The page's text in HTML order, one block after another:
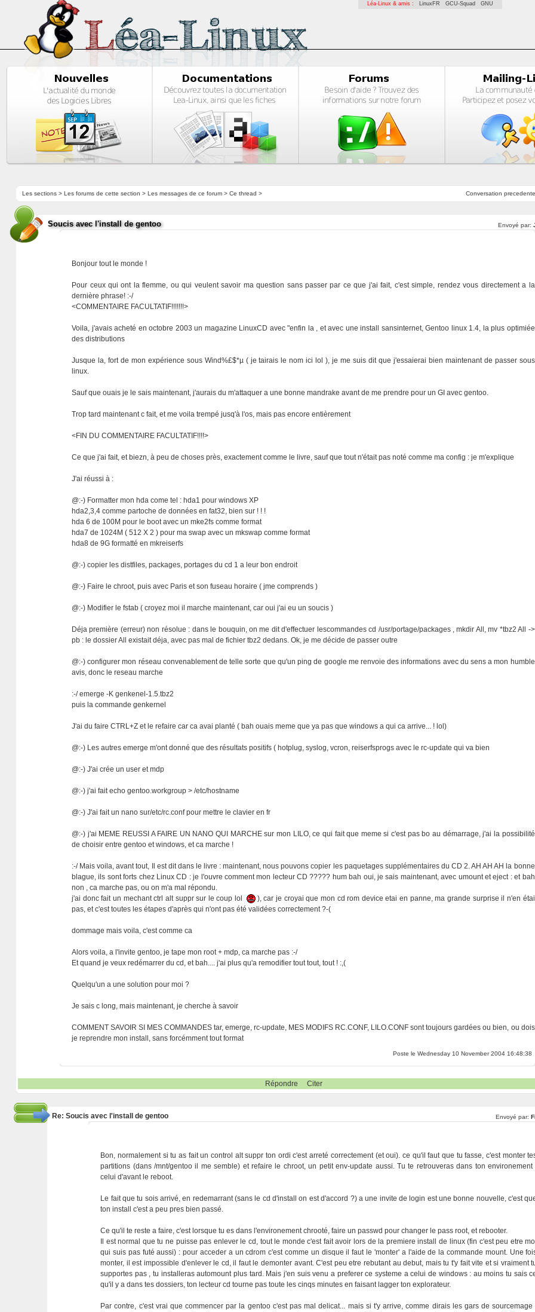
Léa-Linux & amis : LinuxFR GCU-Squad GNU
Conversation precedente
Les sections> Les forums de cette section > Les messages de ce forum> Ce thread >
Soucis avec l'install de gentoo Envoyé par:
Bonjour tout le monde !
Pour ceux qui ont la flemme, ou qui veulent savoir ma question sans passer par ce que j'ai fait, c'est simple, rendez vous directement a la
dernière phrase! :-/
<COMMENTAIRE FACULTATIF!!!!!!!>
Voila, j'avais acheté en octobre 2003 un magazine LinuxCD avec "enfin la , et avec une install sansinternet, Gentoo linux 1.4, la plus optimiée
des distributions
Jusque la, fort de mon expérience sous Wind%£$*µ ( je tairais le nom ici lol ), je me suis dit que j'essaierai bien maintenant de passer sous
linux.
Sauf que ouais je le sais maintenant, j'aurais du m'attaquer a une bonne mandrake avant de me prendre pour un GI avec gentoo.
Trop tard maintenant c fait, et me voila trempé jusq'à l'os, mais pas encore entièrement
<FIN DU COMMENTAIRE FACULTATIF!!!!>
Ce que j'ai fait, et biezn, à peu de choses près, exactement comme le livre, sauf que tout n'était pas noté comme ma config : je m'explique
J'ai réussi à :
@:-) Formatter mon hda come tel : hda1 pour windows XP
hda2,3,4 comme partoche de données en fat32, bien sur ! ! !
hda 6 de 100M pour le boot avec un mke2fs comme format
hda7 de 1024M ( 512 X 2 ) pour ma swap avec un mkswap comme format
hda8 de 9G formatté en mkreiserfs
@:-) copier les distfiles, packages, portages du cd 1 a leur bon endroit
@:-) Faire le chroot, puis avec Paris et son fuseau horaire ( jme comprends )
@:-) Modifier le fstab ( croyez moi il marche maintenant, car oui j'ai eu un soucis )
Déja première (erreur) non résolue : dans le bouquin, on me dit d'effectuer lescommandes cd /usr/portage/packages , mkdir All, mv *tbz2 All ->
pb : le dossier All existait déja, avec pas mal de fichier tbz2 dedans. Ok, je me décide de passer outre
@:-) configurer mon réseau convenablement de telle sorte que qu'un ping de google me renvoie des informations avec du sens a mon humble
avis, donc le reseau marche
:-/ emerge -K genkenel-1.5.tbz2
puis la commande genkernel
J'ai du faire CTRL+Z et le refaire car ca avai planté ( bah ouais meme que ya pas que windows a qui ca arrive... ! lol)
@:-) Les autres emerge m'ont donné que des résultats positifs ( hotplug, syslog, vcron, reiserfsprogs avec le rc-update qui va bien
@:-) J'ai crée un user et mdp
@:-) j'ai fait echo gentoo.workgroup > /etc/hostname
@:-) J'ai fait un nano sur/etc/rc.conf pour mettre le clavier en fr
@:-) j'ai MEME REUSSI A FAIRE UN NANO QUI MARCHE sur mon LILO, ce qui fait que meme si c'est pas bo au démarrage, j'ai la possibilité
de choisir entre gentoo et windows, et ca marche !
:-/ Mais voila, avant tout, Il est dit dans le livre : maintenant, nous pouvons copier les paquetages supplémentaires du CD 2. AH AH AH la bonne
blague, ils sont forts chez Linux CD : je l'ouvre comment mon lecteur CD ????? hum bah oui, je sais maintenant, avec umount et eject : et bah
non , ca marche pas, ou on m'a mal répondu.
j'ai donc fait un mechant ctrl alt suppr sur le coup lol
), car je croyai que mon cd rom device etai en panne, ma grande surprise il n'en étai
pas, et c'est toutes les étapes d'après qui n'ont pas été validées correctement ?-(
dommage mais voila, c'est comme ca
Alors voila, a l'invite gentoo, je tape mon root + mdp, ca marche pas :-/
Et quand je veux redémarrer du cd, et bah.... j'ai plus qu'a remodifier tout tout, tout ! :,(
Quelqu'un a une solution pour moi ?
Je sais c long, mais maintenant, je cherche à savoir
COMMENT SAVOIR SI MES COMMANDES tar, emerge, rc-update, MES MODIFS RC.CONF, LILO.CONF sont toujours gardées ou bien, ou dois
je reprendre mon install, sans forcémment tout format
Poste le Wednesday 10 November 2004 16:48:38
Répondre Citer
Re: Soucis avec l'install de gentoo Envoyé par:
Bon, normalement si tu as fait un control alt suppr ton ordi c'est arreté correctement (et oui). ce qu'il faut que tu fasse, c'est monter
partitions (dans /mnt/gentoo il me semble) et refaire le chroot, un petit env-update aussi. Tu te retrouveras dans ton environement
celui d'avant le reboot.
Le fait que tu sois arrivé, en redemarrant (sans le cd d'install on est d'accord ?) a une invite de login est une bonne nouvelle, c'est
ton install c'est a peu pres bien passé.
Ce qu'il te reste a faire, c'est lorsque tu es dans l'environement chrooté, faire un passwd pour changer le pass root, et rebooter.
Il est normal que tu ne puisse pas enlever le cd, tout le monde c'est fait avoir lors de la premiere install de linux (fin c'est peu etre
qui suis pas futé aussi) : pour acceder a un cdrom c'est comme un disque il faut le 'monter' a l'aide de la commande mount. Une
monter, il est impossible d'enlever le cd, il faut le demonter avant. C'est peu etre rebutant au debut, mais tu t'y fait vite et si vraiment
supportes pas , tu installeras automount plus tard. Mais j'en suis venu a preferer ce systeme a celui de windows : au moins tu sais
qu'il y a dans tes dossiers, ton lecteur cd tourne pas toute les cinqs minutes en faisant lagger ton explorateur.
Par contre, c'est vrai que commencer par la gentoo c'est pas mal delicat... mais si t'y arrive, comme dirais les gars de sourcemage